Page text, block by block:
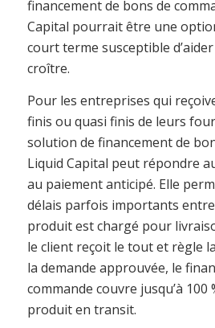
financement de bons de
Capital pourrait être une
court terme susceptible
croître.
Pour les entreprises qui
finis ou quasi finis de leurs
solution de financement de
Liquid Capital peut répondre
au paiement anticipé. Elle
délais parfois importants
produit est chargé pour
le client reçoit le tout et règle
la demande approuvée, le
commande couvre jusqu’à 100
produit en transit.